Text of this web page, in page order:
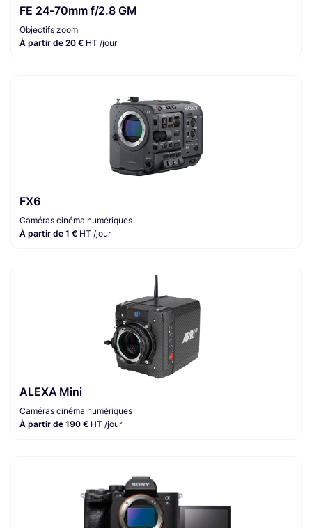
FE 24-70mm f/2.8 GM
Objectifs zoom
À partir de 20 € HT /jour
FX6
Caméras cinéma numériques
À partir de 1 € HT /jour
ALEXA Mini
Caméras cinéma numériques
À partir de 190 € HT /jour